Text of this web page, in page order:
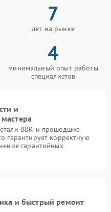
7
лет на рынке
4
минимальный опыт работы
специалистов
и
BBK и прошедшие
гарантирует корректную
гарантийных
и быстрый ремонт